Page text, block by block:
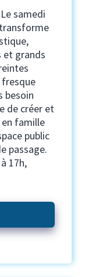
samedi
grands
fresque
besoin
de créer et
famille
public
passage.
17h,